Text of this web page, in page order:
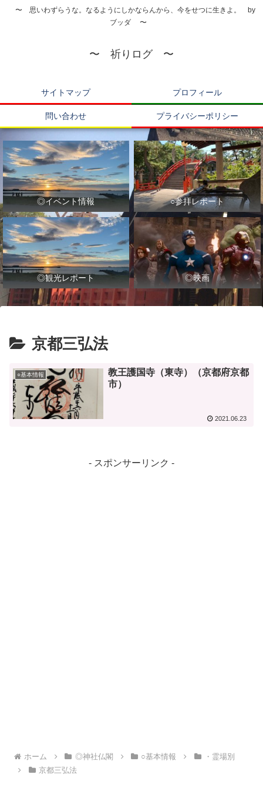
〜 思いわずらうな。なるようにしかならんから、今をせつに生きよ。 by
ブッダ 〜
〜 祈りログ 〜
サイトマップ プロフィール
問い合わせ プライバシーポリシー
◎イベント情報 ○参拝レポート
◎観光レポート ◎映画
京都三弘法
○基本情報
教王護国寺（東寺）（京都府京都
市）
2021.06.23
- スポンサーリンク -
ホーム ◎神社仏閣 ○基本情報
・霊場別
京都三弘法